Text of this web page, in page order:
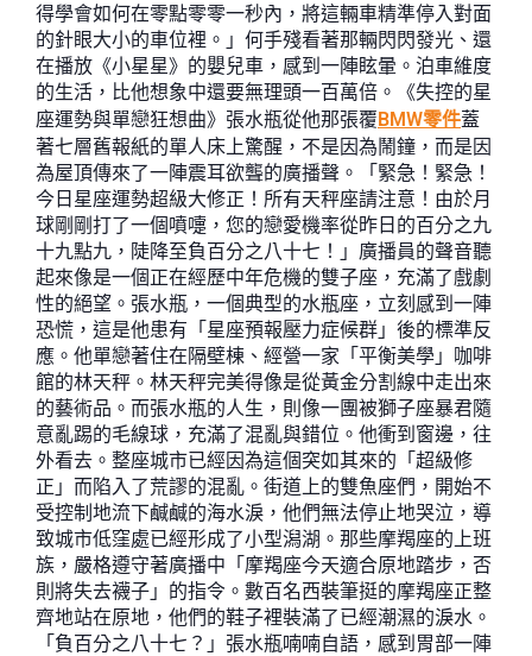
得學會如何在零點零零一秒內，將這輛車精準停入對面
的針眼大小的車位裡。」何手殘看著那輛閃閃發光、還
在播放《小星星》的嬰兒車，感到一陣眩暈。泊車維度
的生活，比他想象中還要無理頭一百萬倍。《失控的星
座運勢與單戀狂想曲》張水瓶從他那張覆BMW零件蓋
著七層舊報紙的單人床上驚醒，不是因為鬧鐘，而是因
為屋頂傳來了一陣震耳欲聾的廣播聲。「緊急！緊急！
今日星座運勢超級大修正！所有天秤座請注意！由於月
球剛剛打了一個噴嚏，您的戀愛機率從昨日的百分之九
十九點九，陡降至負百分之八十七！」廣播員的聲音聽
起來像是一個正在經歷中年危機的雙子座，充滿了戲劇
性的絕望。張水瓶，一個典型的水瓶座，立刻感到一陣
恐慌，這是他患有「星座預報壓力症候群」後的標準反
應。他單戀著住在隔壁棟、經營一家「平衡美學」咖啡
館的林天秤。林天秤完美得像是從黃金分割線中走出來
的藝術品。而張水瓶的人生，則像一團被獅子座暴君隨
意亂踢的毛線球，充滿了混亂與錯位。他衝到窗邊，往
外看去。整座城市已經因為這個突如其來的「超級修
正」而陷入了荒謬的混亂。街道上的雙魚座們，開始不
受控制地流下鹹鹹的海水淚，他們無法停止地哭泣，導
致城市低窪處已經形成了小型潟湖。那些摩羯座的上班
族，嚴格遵守著廣播中「摩羯座今天適合原地踏步，否
則將失去襪子」的指令。數百名西裝筆挺的摩羯座正整
齊地站在原地，他們的鞋子裡裝滿了已經潮濕的淚水。
「負百分之八十七？」張水瓶喃喃自語，感到胃部一陣